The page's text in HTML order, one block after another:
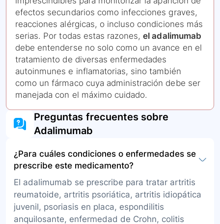
efectos secundarios como infecciones graves,
reacciones alérgicas, o incluso condiciones más
serias. Por todas estas razones,el adalimumab
debe entenderse no solo como un avance en el
tratamiento de diversas enfermedades
autoinmunes e inflamatorias, sino también
como un fármaco cuya administración debe ser
manejada con el máximo cuidado.
Preguntas frecuentes sobre
Adalimumab
¿Para cuáles condiciones o enfermedades se
prescribe este medicamento?
El adalimumab se prescribe para tratar artritis
reumatoide, artritis psoriática, artritis idiopática
juvenil, psoriasis en placa, espondilitis
anquilosante, enfermedad de Crohn, colitis